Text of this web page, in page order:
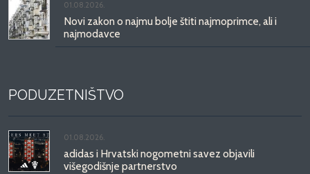
01.08.2026.
Novi zakon o najmu bolje štiti najmoprimce, ali i
najmodavce
PODUZETNIŠTVO
01.08.2026.
adidas i Hrvatski nogometni savez objavili
višegodišnje partnerstvo